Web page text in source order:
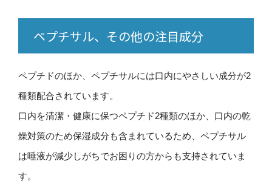
ペプチサル、その他の注目成分
ペプチドのほか、ペプチサルには口内にやさしい成分が2
種類配合されています。
口内を清潔・健康に保つペプチド2種類のほか、口内の乾
燥対策のため保湿成分も含まれているため、ペプチサル
は唾液が減少しがちでお困りの方からも支持されていま
す。